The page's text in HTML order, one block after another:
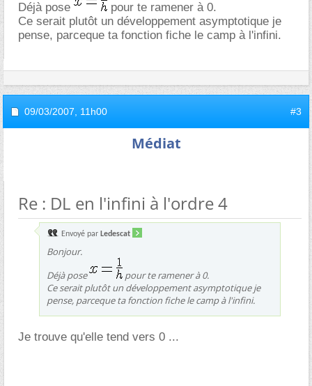
Déjà pose
pour te ramener à 0.
Ce serait plutôt un développement asymptotique je
pense, parceque ta fonction fiche le camp à l'infini.
09/03/2007, 11h00 #3
Médiat
Re : DL en l'infini à l'ordre 4
Envoyé par Ledescat
Bonjour.
Déjà pose
pour te ramener à 0.
Ce serait plutôt un développement asymptotique je
pense, parceque ta fonction fiche le camp à l'infini.
Je trouve qu'elle tend vers 0 ...